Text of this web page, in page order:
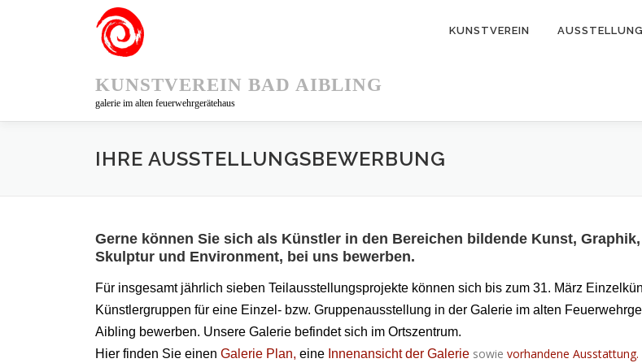
KUNSTVEREIN BAD AIBLING
galerie im alten feuerwehrgerätehaus
KUNSTVEREIN
IHRE AUSSTELLUNGSBEWERBUNG
Gerne können Sie sich als Künstler in den Bereichen bildende Kunst,
Skulptur und Environment, bei uns bewerben.
Für insgesamt jährlich sieben Teilausstellungsprojekte können sich bis zum 31. März
Künstlergruppen für eine Einzel- bzw. Gruppenausstellung in der Galerie im alten
Aibling bewerben. Unsere Galerie befindet sich im Ortszentrum.
Hier finden Sie einen Galerie Plan, eine Innenansicht der Galerie sowie vorhandene Ausstattung.